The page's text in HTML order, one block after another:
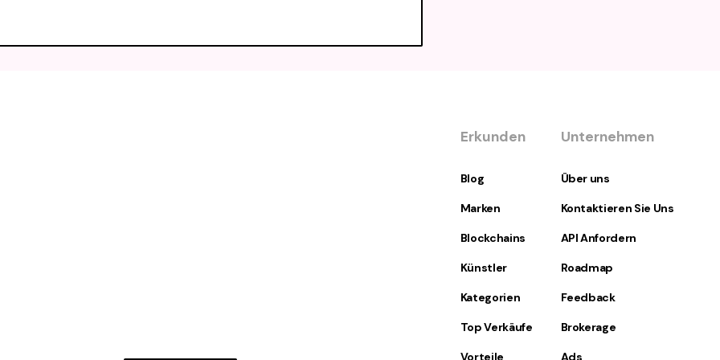
zu schaffen, die nicht nur wunderschöne, handgezeichnete Kunstwerke
Natur der Quantenmechanik symbolisiert. Jede Quantum Cat in
geschrieben werden. Dieser Ansatz verleiht jedem NFT eine Schicht von
spezifischen Moment auf der Bitcoin-Blockchain verbunden sind.
variierte der Mint-Preis je nach Seltenheit und individuellen Merkmalen
da viele Sammler eifrig versuchten, diese seltenen digitalen
bei etwa 0,05 BTC, obwohl einige seltenere Werke von Anfang an
Erkunden
Blog
Marken
Blockchains
Künstler
Kategorien
Top Verkäufe
Vorteile
Unternehmen
Über uns
Kontaktieren Sie Uns
API Anfordern
Roadmap
Feedback
Brokerage
Ads